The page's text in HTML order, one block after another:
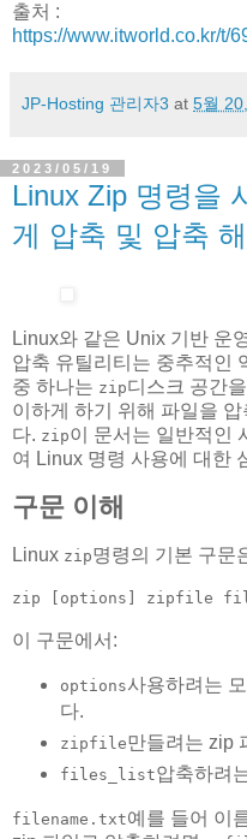
출처 :
https://www.itworld.co.kr/t/
JP-Hosting 관리자3 at 5월
2023/05/19
Linux Zip 명령을
게 압축 및 압축
Linux와 같은 Unix 기반 운
압축 유틸리티는 중추적인
중 하나는 zip디스크 공간
이하게 하기 위해 파일을
다. zip이 문서는 일반적인
여 Linux 명령 사용에 대한
구문 이해
Linux zip명령의 기본 구문
zip [options] zipfile
이 구문에서:
options사용하려는
다.
zipfile만들려는 zip
files_list압축하려
filename.txt예를 들어 이